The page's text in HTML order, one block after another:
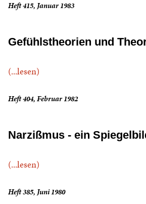
Heft 415, Januar 1983
Gefühlstheorien und
(...lesen)
Heft 404, Februar 1982
Narzißmus - ein
(...lesen)
Heft 385, Juni 1980